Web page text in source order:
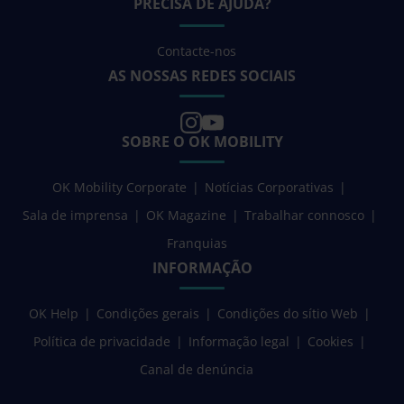
Contacte-nos
AS NOSSAS REDES SOCIAIS
SOBRE O OK MOBILITY
OK Mobility Corporate
Notícias Corporativas
Sala de imprensa
OK Magazine
Trabalhar connosco
Franquias
INFORMAÇÃO
OK Help Condições gerais
Condições do sítio Web
Política de privacidade
Informação legal
Cookies
Canal de denúncia